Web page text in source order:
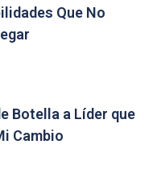
Que No
Botella a Líder que
Cambio